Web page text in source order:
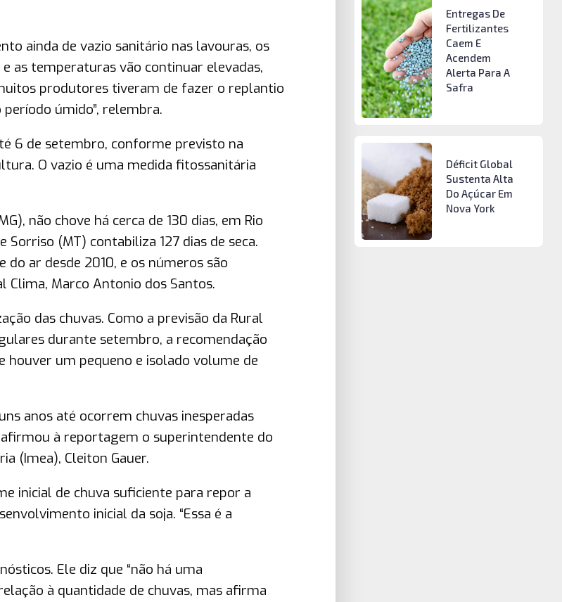
ainda de vazio sanitário nas lavouras, os
as temperaturas vão continuar elevadas,
produtores tiveram de fazer o replantio
úmido”, relembra.
6 de setembro, conforme previsto na
O vazio é uma medida fitossanitária
não chove há cerca de 130 dias, em Rio
Sorriso (MT) contabiliza 127 dias de seca.
do ar desde 2010, e os números são
Marco Antonio dos Santos.
das chuvas. Como a previsão da Rural
durante setembro, a recomendação
houver um pequeno e isolado volume de
anos até ocorrem chuvas inesperadas
afirmou à reportagem o superintendente do
(Imea), Cleiton Gauer.
inicial de chuva suficiente para repor a
inicial da soja. “Essa é a
Ele diz que “não há uma
à quantidade de chuvas, mas afirma
Entregas De
Fertilizantes
Caem E
Acendem
Alerta Para A
Safra
Déficit Global
Sustenta Alta
Do Açúcar Em
Nova York